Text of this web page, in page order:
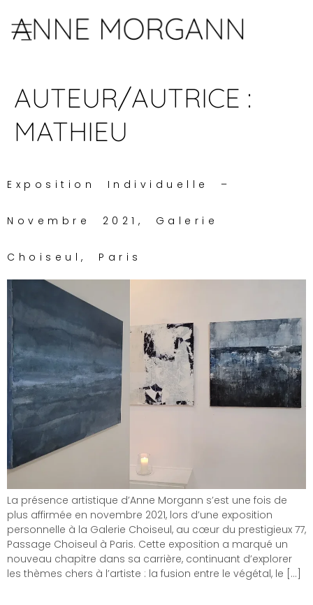
AUTEUR/AUTRICE :
MATHIEU
Exposition Individuelle –
Novembre 2021, Galerie
Choiseul, Paris
La présence artistique d’Anne Morgann s’est une fois de
plus affirmée en novembre 2021, lors d’une exposition
personnelle à la Galerie Choiseul, au cœur du prestigieux 77,
Passage Choiseul à Paris. Cette exposition a marqué un
nouveau chapitre dans sa carrière, continuant d’explorer
les thèmes chers à l’artiste : la fusion entre le végétal, le […]